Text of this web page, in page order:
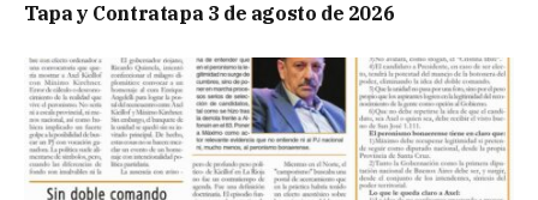
Tapa y Contratapa 3 de agosto de 2026